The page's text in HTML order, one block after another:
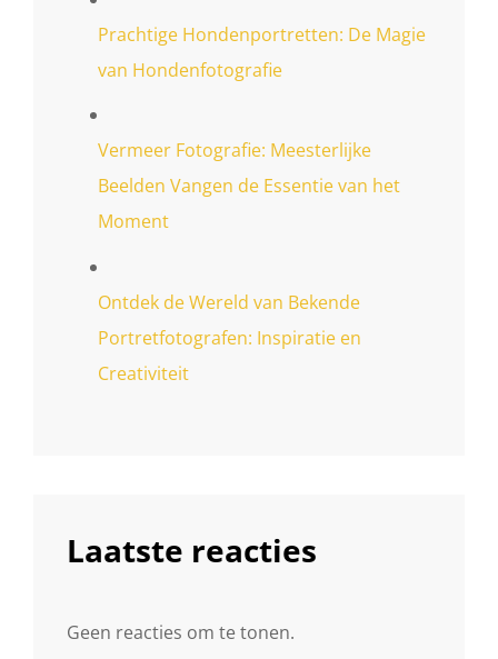
Prachtige Hondenportretten: De Magie
van Hondenfotografie
Vermeer Fotografie: Meesterlijke
Beelden Vangen de Essentie van het
Moment
Ontdek de Wereld van Bekende
Portretfotografen: Inspiratie en
Creativiteit
Laatste reacties
Geen reacties om te tonen.